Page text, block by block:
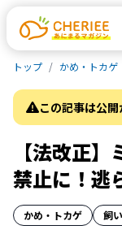
トップ かめ・トカゲ
この記事は公開
【法改正
禁止に！逃
かめ・トカゲ 飼